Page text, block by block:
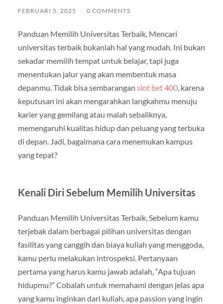
FEBRUARI 5, 2025 / 0 COMMENTS
Panduan Memilih Universitas Terbaik, Mencari
universitas terbaik bukanlah hal yang mudah. Ini bukan
sekadar memilih tempat untuk belajar, tapi juga
menentukan jalur yang akan membentuk masa
depanmu. Tidak bisa sembarangan slot bet 400, karena
keputusan ini akan mengarahkan langkahmu menuju
karier yang gemilang atau malah sebaliknya,
memengaruhi kualitas hidup dan peluang yang terbuka
di depan. Jadi, bagaimana cara menemukan kampus
yang tepat?
Kenali Diri Sebelum Memilih Universitas
Panduan Memilih Universitas Terbaik, Sebelum kamu
terjebak dalam berbagai pilihan universitas dengan
fasilitas yang canggih dan biaya kuliah yang menggoda,
kamu perlu melakukan introspeksi. Pertanyaan
pertama yang harus kamu jawab adalah, “Apa tujuan
hidupmu?” Cobalah untuk memahami dengan jelas apa
yang kamu inginkan dari kuliah, apa passion yang ingin